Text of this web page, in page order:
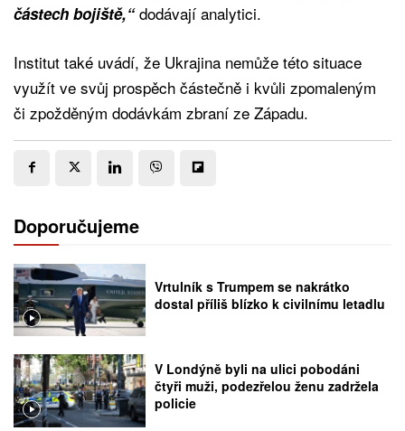
částech bojiště,“dodávají analytici.
Institut také uvádí, že Ukrajina nemůže této situace
využít ve svůj prospěch částečně i kvůli zpomaleným
či zpožděným dodávkám zbraní ze Západu.
Doporučujeme
Vrtulník s Trumpem se nakrátko
dostal příliš blízko k civilnímu letadlu
V Londýně byli na ulici pobodáni
čtyři muži, podezřelou ženu zadržela
policie